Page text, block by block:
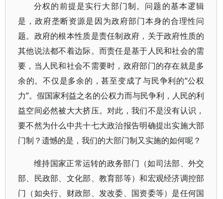
分权的前提是实行大部门制。问题的基本逻辑
是，政府垄断资源是因为政府部门本身的合理性问
题。政府的根本性质是责任制政府，关于政府性质的
其他说法都不着边际。而责任是基于人民和社会的需
要，当人民和社会不需要时，政府部门的存在就是多
余的。不仅是多余的，甚至变成了与民争利的“公权
力”。假国家利益之名的公权力而与民争利，人民的利
益空间必然被大大挤压。对此，我们不是没有认识，
要不然为什么中共十七大政治报告明确提出实施大部
门制？遗憾的是，我们的大部门制又实施的如何呢？
维持国家正常运转的政务部门（如司法部、外交
部、民政部、文化部、教育部等）和宏观经济调控部
门（如央行、财政部、发改委、国资委等）是任何国